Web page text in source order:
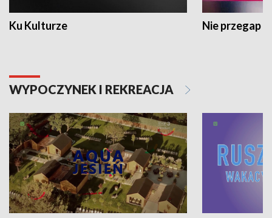
Ku Kulturze Nie przegap
WYPOCZYNEK I REKREACJA